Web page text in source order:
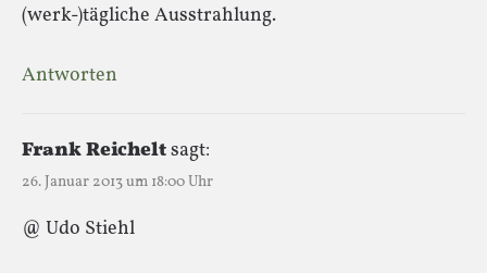
(werk-)tägliche Ausstrahlung.
Antworten
Frank Reicheltsagt:
26. Januar 2013 um 18:00 Uhr
@ Udo Stiehl